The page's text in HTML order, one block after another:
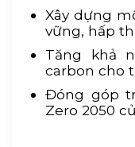
Xây dựng
vững, hấp
Tăng khả
carbon cho
Đóng góp
Zero 2050